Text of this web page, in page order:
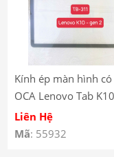
Kính ép màn hình
OCA Lenovo Tab
(2025) – TB-311
Liên Hệ
Mã: 55932